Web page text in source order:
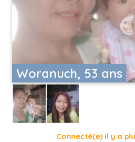
Woranuch, 53 ans
Connecté(e) il y a